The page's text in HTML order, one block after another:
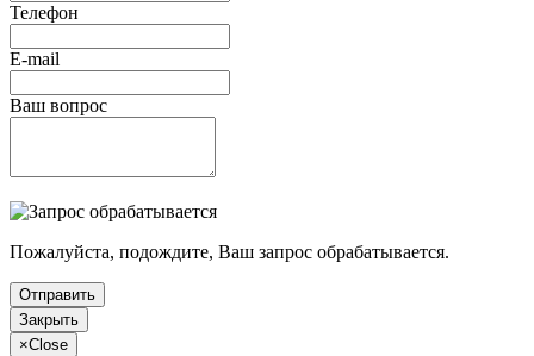
Телефон
E-mail
Ваш вопрос
Пожалуйста, подождите, Ваш запрос обрабатывается.
Отправить
Закрыть
×Close